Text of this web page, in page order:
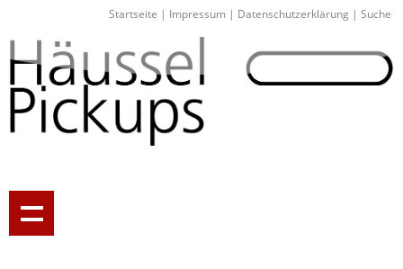
Startseite | Impressum | Datenschutzerklärung | Suche